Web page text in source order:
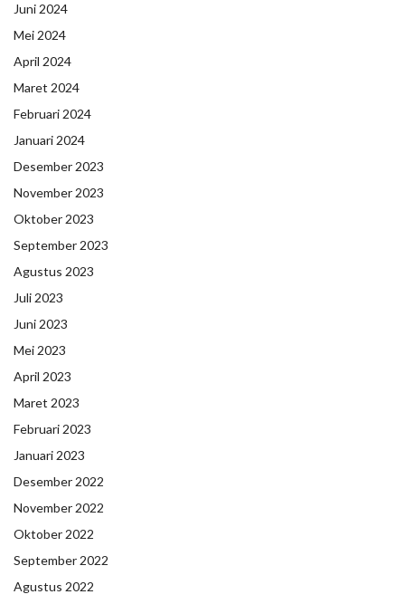
Juni 2024
Mei 2024
April 2024
Maret 2024
Februari 2024
Januari 2024
Desember 2023
November 2023
Oktober 2023
September 2023
Agustus 2023
Juli 2023
Juni 2023
Mei 2023
April 2023
Maret 2023
Februari 2023
Januari 2023
Desember 2022
November 2022
Oktober 2022
September 2022
Agustus 2022